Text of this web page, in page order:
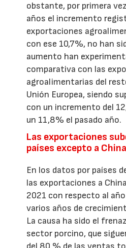
obstante, por primera
años el incremento
exportaciones
con ese 10,7%, no han
aumento han
comparativa con las
agroalimentarias del
Unión Europea, siendo
con un incremento del
un 11,8% el pasado año.
Las exportaciones
países excepto a China
En los datos por países
las exportaciones a
2021 con respecto al
varios años de
La causa ha sido el
sector porcino, que